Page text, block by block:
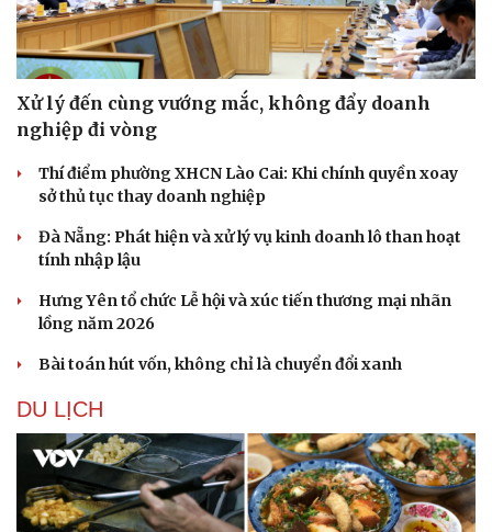
Xử lý đến cùng vướng mắc, không đẩy doanh
nghiệp đi vòng
Thí điểm phường XHCN Lào Cai: Khi chính quyền xoay
sở thủ tục thay doanh nghiệp
Đà Nẵng: Phát hiện và xử lý vụ kinh doanh lô than hoạt
tính nhập lậu
Hưng Yên tổ chức Lễ hội và xúc tiến thương mại nhãn
lồng năm 2026
Bài toán hút vốn, không chỉ là chuyển đổi xanh
DU LỊCH